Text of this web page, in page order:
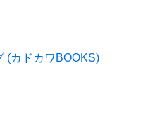
(カドカワBOOKS)